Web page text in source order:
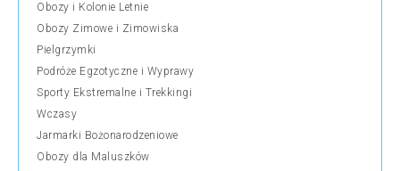
Obozy i Kolonie Letnie
Obozy Zimowe i Zimowiska
Pielgrzymki
Podróże Egzotyczne i Wyprawy
Sporty Ekstremalne i Trekkingi
Wczasy
Jarmarki Bożonarodzeniowe
Obozy dla Maluszków